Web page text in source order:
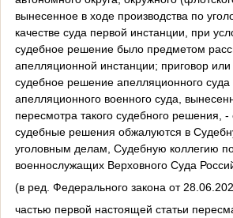
вынесенное в ходе производства по
качестве суда первой инстанции, при
судебное решение было предметом
апелляционной инстанции; приговор или
судебное решение апелляционного
апелляционного военного суда,
пересмотра такого судебного решения, -
судебные решения обжалуются в
уголовным делам, Судебную коллегию
военнослужащих Верховного Суда
(в ред. Федерального закона от
частью первой настоящей статьи